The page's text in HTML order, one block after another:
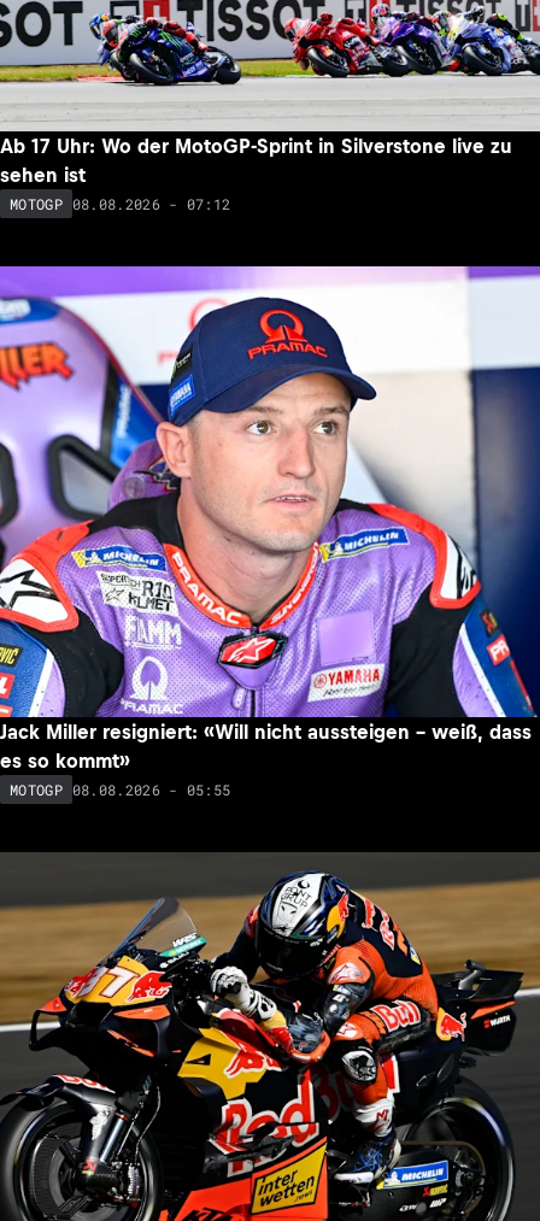
Ab 17 Uhr: Wo der MotoGP-Sprint in Silverstone live zu
sehen ist
MOTOGP 08.08.2026 - 07:12
Jack Miller resigniert: «Will nicht aussteigen – weiß, dass
es so kommt»
MOTOGP 08.08.2026 - 05:55